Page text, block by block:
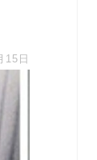
15日